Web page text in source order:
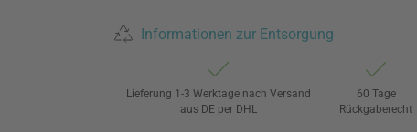
Informationen zur Entsorgung
Lieferung 1-3 Werktage nach Versand
aus DE per DHL
60 Tage
Rückgaberecht